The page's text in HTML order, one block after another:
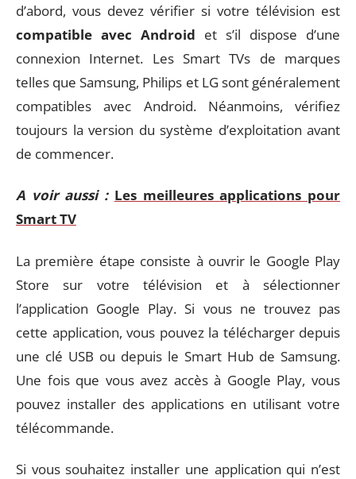
d’abord, vous devez vérifier si votre télévision est
compatible avec Android et s’il dispose d’une
connexion Internet. Les Smart TVs de marques
telles que Samsung, Philips et LG sont généralement
compatibles avec Android. Néanmoins, vérifiez
toujours la version du système d’exploitation avant
de commencer.
A voir aussi : Les meilleures applications pour
Smart TV
La première étape consiste à ouvrir le Google Play
Store sur votre télévision et à sélectionner
l’application Google Play. Si vous ne trouvez pas
cette application, vous pouvez la télécharger depuis
une clé USB ou depuis le Smart Hub de Samsung.
Une fois que vous avez accès à Google Play, vous
pouvez installer des applications en utilisant votre
télécommande.
Si vous souhaitez installer une application qui n’est